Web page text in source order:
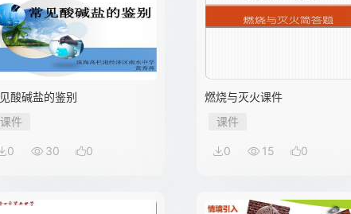
酸碱盐的鉴别
课件
0 30 0
燃烧与灭火课件
课件
0 15 0